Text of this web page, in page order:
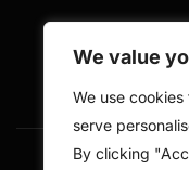
We value
We use
serve
By clicking